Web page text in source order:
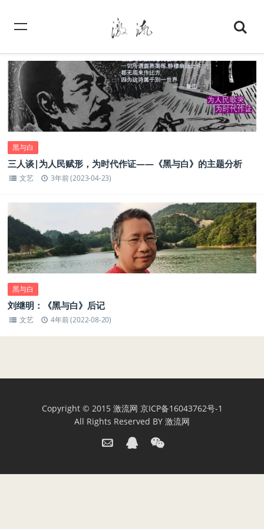
黑与白
三人谈|为人民赋形，为时代作证——《黑与白》的主题分析
文艺 3年前 (2023-04-23)
黑与白
刘继明：《黑与白》后记
文艺 4年前 (2022-08-20)
Copyright © 2015 激流网 京ICP备16043762号-1
All Rights Reserved BY 激流网